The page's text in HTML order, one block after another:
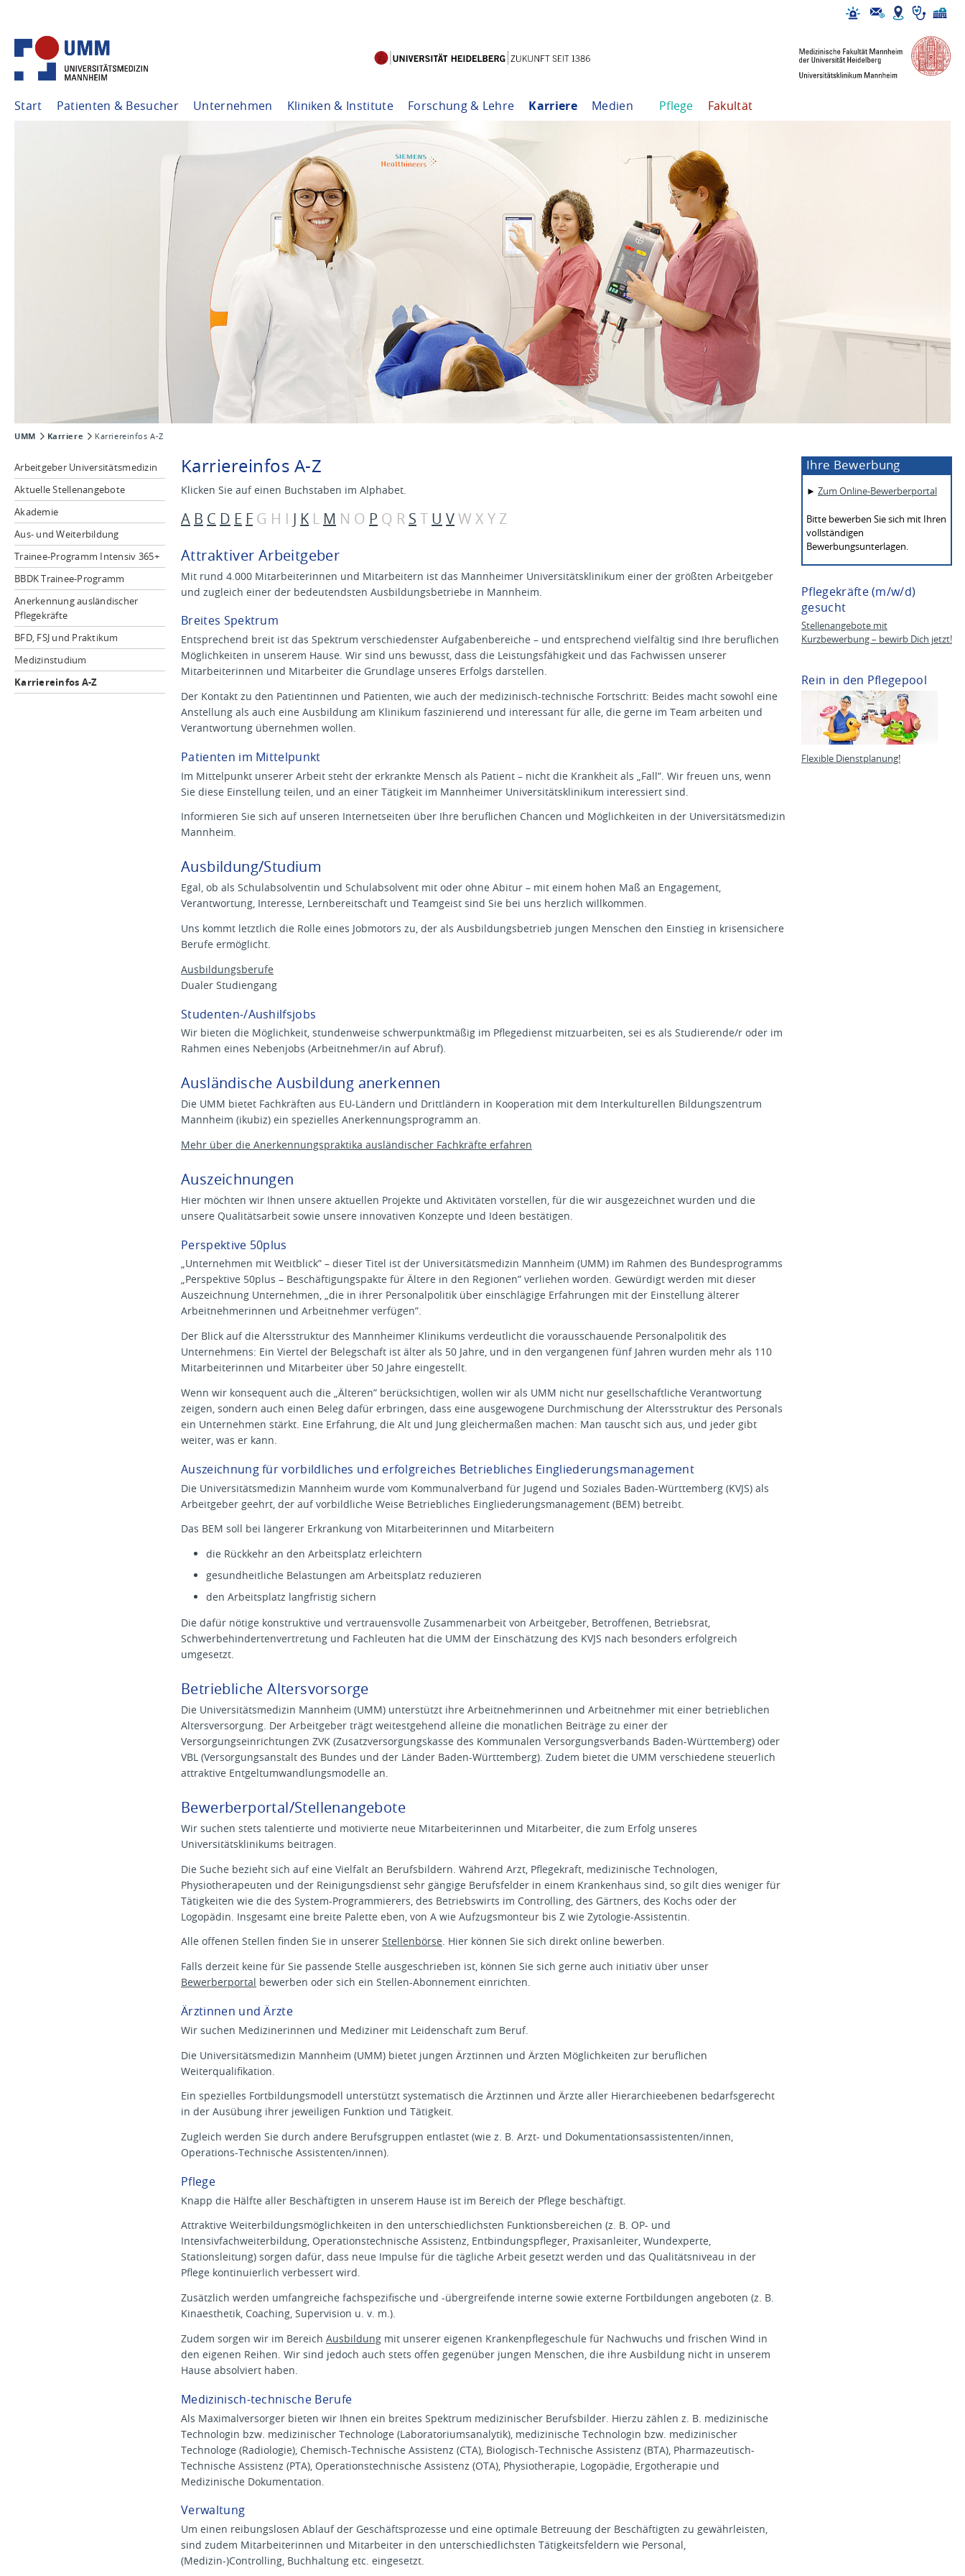
Start Patienten & Besucher Unternehmen Kliniken & Institute Forschung & Lehre Karriere Medien Pflege Fakultät
UMM Karriere Karriereinfos A-Z
Arbeitgeber Universitätsmedizin
Aktuelle Stellenangebote
Akademie
Aus- und Weiterbildung
Trainee-Programm Intensiv 365+
BBDK Trainee-Programm
Anerkennung ausländischer
Pflegekräfte
BFD, FSJ und Praktikum
Medizinstudium
Karriereinfos A-Z
Karriereinfos A-Z
Klicken Sie auf einen Buchstaben im Alphabet.
A B C D E F G H I J K L M N O P Q R S T U VW X Y Z
Attraktiver Arbeitgeber
Mit rund 4.000 Mitarbeiterinnen und Mitarbeitern ist das Mannheimer Universitätsklinikum einer der größten Arbeitgeber
und zugleich einer der bedeutendsten Ausbildungsbetriebe in Mannheim.
Breites Spektrum
Entsprechend breit ist das Spektrum verschiedenster Aufgabenbereiche – und entsprechend vielfältig sind Ihre beruflichen
Möglichkeiten in unserem Hause. Wir sind uns bewusst, dass die Leistungsfähigkeit und das Fachwissen unserer
Mitarbeiterinnen und Mitarbeiter die Grundlage unseres Erfolgs darstellen.
Der Kontakt zu den Patientinnen und Patienten, wie auch der medizinisch-technische Fortschritt: Beides macht sowohl eine
Anstellung als auch eine Ausbildung am Klinikum faszinierend und interessant für alle, die gerne im Team arbeiten und
Verantwortung übernehmen wollen.
Patienten im Mittelpunkt
Im Mittelpunkt unserer Arbeit steht der erkrankte Mensch als Patient – nicht die Krankheit als „Fall”. Wir freuen uns, wenn
Sie diese Einstellung teilen, und an einer Tätigkeit im Mannheimer Universitätsklinikum interessiert sind.
Informieren Sie sich auf unseren Internetseiten über Ihre beruflichen Chancen und Möglichkeiten in der Universitätsmedizin
Mannheim.
Ausbildung/Studium
Egal, ob als Schulabsolventin und Schulabsolvent mit oder ohne Abitur – mit einem hohen Maß an Engagement,
Verantwortung, Interesse, Lernbereitschaft und Teamgeist sind Sie bei uns herzlich willkommen.
Uns kommt letztlich die Rolle eines Jobmotors zu, der als Ausbildungsbetrieb jungen Menschen den Einstieg in krisensichere
Berufe ermöglicht.
Ausbildungsberufe
Dualer Studiengang
Studenten-/Aushilfsjobs
Wir bieten die Möglichkeit, stundenweise schwerpunktmäßig im Pflegedienst mitzuarbeiten, sei es als Studierende/r oder im
Rahmen eines Nebenjobs (Arbeitnehmer/in auf Abruf).
Ausländische Ausbildung anerkennen
Die UMM bietet Fachkräften aus EU-Ländern und Drittländern in Kooperation mit dem Interkulturellen Bildungszentrum
Mannheim (ikubiz) ein spezielles Anerkennungsprogramm an.
Mehr über die Anerkennungspraktika ausländischer Fachkräfte erfahren
Auszeichnungen
Hier möchten wir Ihnen unsere aktuellen Projekte und Aktivitäten vorstellen, für die wir ausgezeichnet wurden und die
unsere Qualitätsarbeit sowie unsere innovativen Konzepte und Ideen bestätigen.
Perspektive 50plus
„Unternehmen mit Weitblick” – dieser Titel ist der Universitätsmedizin Mannheim (UMM) im Rahmen des Bundesprogramms
„Perspektive 50plus – Beschäftigungspakte für Ältere in den Regionen” verliehen worden. Gewürdigt werden mit dieser
Auszeichnung Unternehmen, „die in ihrer Personalpolitik über einschlägige Erfahrungen mit der Einstellung älterer
Arbeitnehmerinnen und Arbeitnehmer verfügen”.
Der Blick auf die Altersstruktur des Mannheimer Klinikums verdeutlicht die vorausschauende Personalpolitik des
Unternehmens: Ein Viertel der Belegschaft ist älter als 50 Jahre, und in den vergangenen fünf Jahren wurden mehr als 110
Mitarbeiterinnen und Mitarbeiter über 50 Jahre eingestellt.
Wenn wir konsequent auch die „Älteren” berücksichtigen, wollen wir als UMM nicht nur gesellschaftliche Verantwortung
zeigen, sondern auch einen Beleg dafür erbringen, dass eine ausgewogene Durchmischung der Altersstruktur des Personals
ein Unternehmen stärkt. Eine Erfahrung, die Alt und Jung gleichermaßen machen: Man tauscht sich aus, und jeder gibt
weiter, was er kann.
Auszeichnung für vorbildliches und erfolgreiches Betriebliches Eingliederungsmanagement
Die Universitätsmedizin Mannheim wurde vom Kommunalverband für Jugend und Soziales Baden-Württemberg (KVJS) als
Arbeitgeber geehrt, der auf vorbildliche Weise Betriebliches Eingliederungsmanagement (BEM) betreibt.
Das BEM soll bei längerer Erkrankung von Mitarbeiterinnen und Mitarbeitern
die Rückkehr an den Arbeitsplatz erleichtern
gesundheitliche Belastungen am Arbeitsplatz reduzieren
den Arbeitsplatz langfristig sichern
Die dafür nötige konstruktive und vertrauensvolle Zusammenarbeit von Arbeitgeber, Betroffenen, Betriebsrat,
Schwerbehindertenvertretung und Fachleuten hat die UMM der Einschätzung des KVJS nach besonders erfolgreich
umgesetzt.
Betriebliche Altersvorsorge
Die Universitätsmedizin Mannheim (UMM) unterstützt ihre Arbeitnehmerinnen und Arbeitnehmer mit einer betrieblichen
Altersversorgung. Der Arbeitgeber trägt weitestgehend alleine die monatlichen Beiträge zu einer der
Versorgungseinrichtungen ZVK (Zusatzversorgungskasse des Kommunalen Versorgungsverbands Baden-Württemberg) oder
VBL (Versorgungsanstalt des Bundes und der Länder Baden-Württemberg). Zudem bietet die UMM verschiedene steuerlich
attraktive Entgeltumwandlungsmodelle an.
Bewerberportal/Stellenangebote
Wir suchen stets talentierte und motivierte neue Mitarbeiterinnen und Mitarbeiter, die zum Erfolg unseres
Universitätsklinikums beitragen.
Die Suche bezieht sich auf eine Vielfalt an Berufsbildern. Während Arzt, Pflegekraft, medizinische Technologen,
Physiotherapeuten und der Reinigungsdienst sehr gängige Berufsfelder in einem Krankenhaus sind, so gilt dies weniger für
Tätigkeiten wie die des System-Programmierers, des Betriebswirts im Controlling, des Gärtners, des Kochs oder der
Logopädin. Insgesamt eine breite Palette eben, von A wie Aufzugsmonteur bis Z wie Zytologie-Assistentin.
Alle offenen Stellen finden Sie in unserer Stellenbörse. Hier können Sie sich direkt online bewerben.
Falls derzeit keine für Sie passende Stelle ausgeschrieben ist, können Sie sich gerne auch initiativ über unser
Bewerberportal bewerben oder sich ein Stellen-Abonnement einrichten.
Ärztinnen und Ärzte
Wir suchen Medizinerinnen und Mediziner mit Leidenschaft zum Beruf.
Die Universitätsmedizin Mannheim (UMM) bietet jungen Ärztinnen und Ärzten Möglichkeiten zur beruflichen
Weiterqualifikation.
Ein spezielles Fortbildungsmodell unterstützt systematisch die Ärztinnen und Ärzte aller Hierarchieebenen bedarfsgerecht
in der Ausübung ihrer jeweiligen Funktion und Tätigkeit.
Zugleich werden Sie durch andere Berufsgruppen entlastet (wie z. B. Arzt- und Dokumentationsassistenten/innen,
Operations-Technische Assistenten/innen).
Pflege
Knapp die Hälfte aller Beschäftigten in unserem Hause ist im Bereich der Pflege beschäftigt.
Attraktive Weiterbildungsmöglichkeiten in den unterschiedlichsten Funktionsbereichen (z. B. OP- und
Intensivfachweiterbildung, Operationstechnische Assistenz, Entbindungspfleger, Praxisanleiter, Wundexperte,
Stationsleitung) sorgen dafür, dass neue Impulse für die tägliche Arbeit gesetzt werden und das Qualitätsniveau in der
Pflege kontinuierlich verbessert wird.
Zusätzlich werden umfangreiche fachspezifische und -übergreifende interne sowie externe Fortbildungen angeboten (z. B.
Kinaesthetik, Coaching, Supervision u. v. m.).
Zudem sorgen wir im Bereich Ausbildung mit unserer eigenen Krankenpflegeschule für Nachwuchs und frischen Wind in
den eigenen Reihen. Wir sind jedoch auch stets offen gegenüber jungen Menschen, die ihre Ausbildung nicht in unserem
Hause absolviert haben.
Medizinisch-technische Berufe
Als Maximalversorger bieten wir Ihnen ein breites Spektrum medizinischer Berufsbilder. Hierzu zählen z. B. medizinische
Technologin bzw. medizinischer Technologe (Laboratoriumsanalytik), medizinische Technologin bzw. medizinischer
Technologe (Radiologie), Chemisch-Technische Assistenz (CTA), Biologisch-Technische Assistenz (BTA), Pharmazeutisch-
Technische Assistenz (PTA), Operationstechnische Assistenz (OTA), Physiotherapie, Logopädie, Ergotherapie und
Medizinische Dokumentation.
Verwaltung
Um einen reibungslosen Ablauf der Geschäftsprozesse und eine optimale Betreuung der Beschäftigten zu gewährleisten,
sind zudem Mitarbeiterinnen und Mitarbeiter in den unterschiedlichsten Tätigkeitsfeldern wie Personal,
(Medizin-)Controlling, Buchhaltung etc. eingesetzt.
Ihre Bewerbung
► Zum Online-Bewerberportal
Bitte bewerben Sie sich mit Ihren
vollständigen
Bewerbungsunterlagen.
Pflegekräfte (m/w/d)
gesucht
Stellenangebote mit
Kurzbewerbung – bewirb Dich jetzt!
Rein in den Pflegepool
Flexible Dienstplanung!